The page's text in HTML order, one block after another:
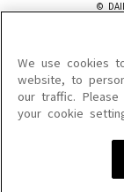
[生音]異邦人
©
このサイトに掲載されて
を問わず、著作権法の定
を禁じます。
楽曲及びコンテンツは、
楽曲及びコンテンツの配
We use cookies
website, to
our traffic. Please
your cookie